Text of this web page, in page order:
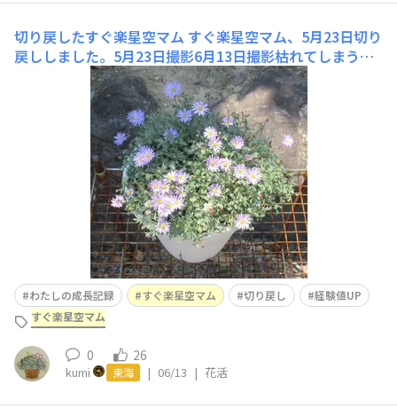
切り戻したすぐ楽星空マム すぐ楽星空マム、5月23日切り
戻ししました。5月23日撮影6月13日撮影枯れてしまうの
かなと思っていましたが、お花が咲いてきました。バニラ
は枯れてしまいました。ソーダだけです。日に日に花数が
増えています。満開になるかな？
わたしの成長記録 すぐ楽星空マム 切り戻し
経験値UP
すぐ楽星空マム
0 26
kumi 東海 | 06/13 | 花活